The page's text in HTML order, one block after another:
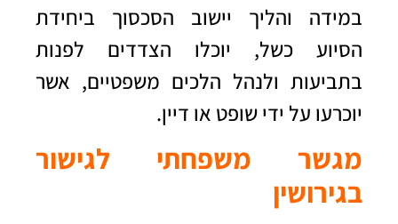
במידה והליך יישוב הסכסוך ביחידת
הסיוע כשל, יוכלו הצדדים לפנות
בתביעות ולנהל הלכים משפטיים, אשר
יוכרעו על ידי שופט או דיין.
מגשר משפחתי לגישור
בגירושין